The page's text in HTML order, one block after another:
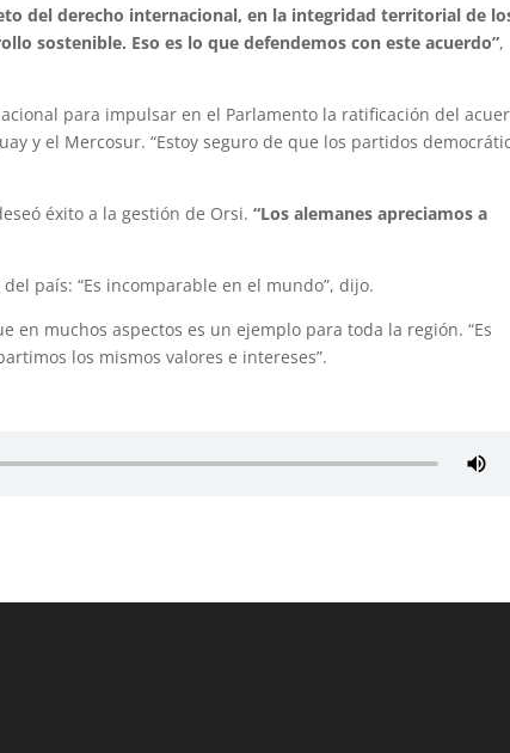
del derecho internacional, en la integridad territorial de
sostenible. Eso es lo que defendemos con este acuerdo”,
para impulsar en el Parlamento la ratificación del
y el Mercosur. “Estoy seguro de que los partidos
éxito a la gestión de Orsi.“Los alemanes apreciamos a
país: “Es incomparable en el mundo”, dijo.
en muchos aspectos es un ejemplo para toda la región. “Es
los mismos valores e intereses”.